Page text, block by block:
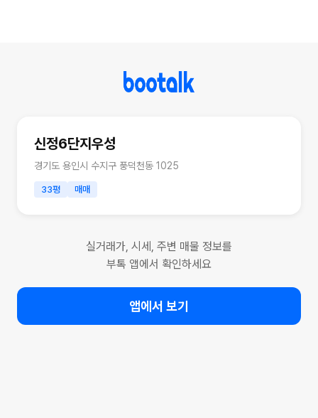
신정6단지우성
경기도 용인시 수지구 풍덕천동 1025
33평 매매
실거래가, 시세, 주변 매물 정보를
부톡 앱에서 확인하세요
앱에서 보기